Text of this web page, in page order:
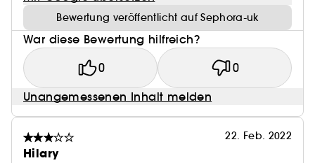
Bewertung veröffentlicht auf Sephora-uk
War diese Bewertung hilfreich?
0 0
Unangemessenen Inhalt melden
22. Feb. 2022
Hilary